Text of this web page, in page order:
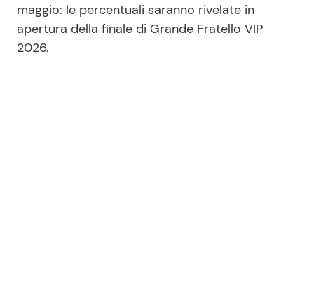
maggio: le percentuali saranno rivelate in
apertura della finale di Grande Fratello VIP
2026.